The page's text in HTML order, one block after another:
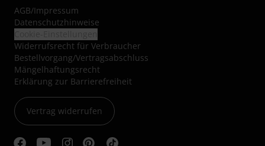
AGB/Impressum
Datenschutzhinweise
Widerrufsrecht für Verbraucher
Bestellvorgang/Vertragsabschluss
Mängelhaftungsrecht
Erklärung zur Barrierefreiheit
Vertrag widerrufen